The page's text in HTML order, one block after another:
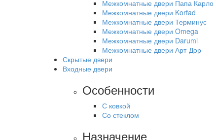
Межкомнатные двери Папа Карло
Межкомнатные двери Korfad
Межкомнатные двери Терминус
Межкомнатные двери Omega
Межкомнатные двери Darumi
Межкомнатные двери Арт-Дор
Скрытые двери
Входные двери
Особенности
С ковкой
Со стеклом
Назначение